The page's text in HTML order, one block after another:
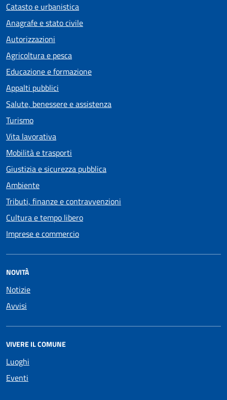
Catasto e urbanistica
Anagrafe e stato civile
Autorizzazioni
Agricoltura e pesca
Educazione e formazione
Appalti pubblici
Salute, benessere e assistenza
Turismo
Vita lavorativa
Mobilità e trasporti
Giustizia e sicurezza pubblica
Ambiente
Tributi, finanze e contravvenzioni
Cultura e tempo libero
Imprese e commercio
NOVITÀ
Notizie
Avvisi
VIVERE IL COMUNE
Luoghi
Eventi